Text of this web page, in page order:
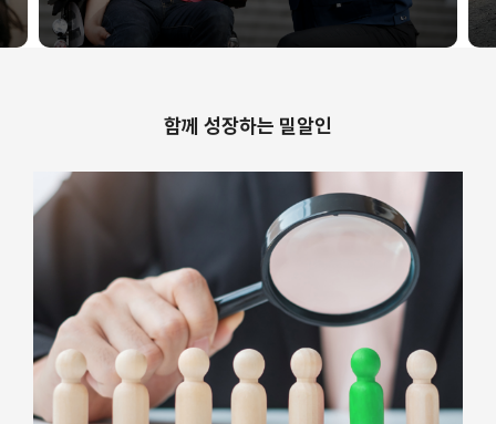
함께 성장하는 밀알인